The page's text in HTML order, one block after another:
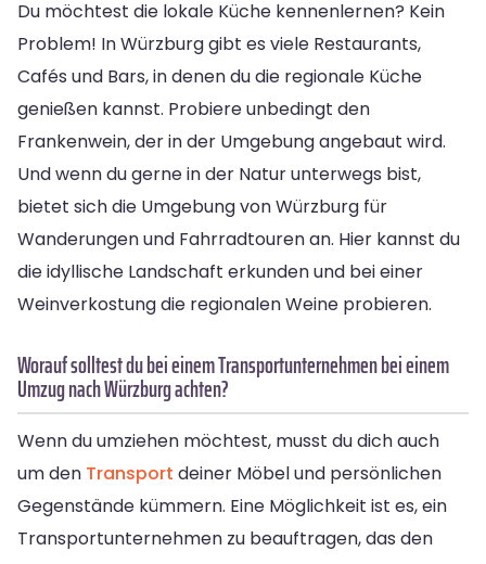
Du möchtest die lokale Küche kennenlernen? Kein
Problem! In Würzburg gibt es viele Restaurants,
Cafés und Bars, in denen du die regionale Küche
genießen kannst. Probiere unbedingt den
Frankenwein, der in der Umgebung angebaut wird.
Und wenn du gerne in der Natur unterwegs bist,
bietet sich die Umgebung von Würzburg für
Wanderungen und Fahrradtouren an. Hier kannst du
die idyllische Landschaft erkunden und bei einer
Weinverkostung die regionalen Weine probieren.
Worauf solltest du bei einem Transportunternehmen bei einem
Umzug nach Würzburg achten?
Wenn du umziehen möchtest, musst du dich auch
um den Transport deiner Möbel und persönlichen
Gegenstände kümmern. Eine Möglichkeit ist es, ein
Transportunternehmen zu beauftragen, das den